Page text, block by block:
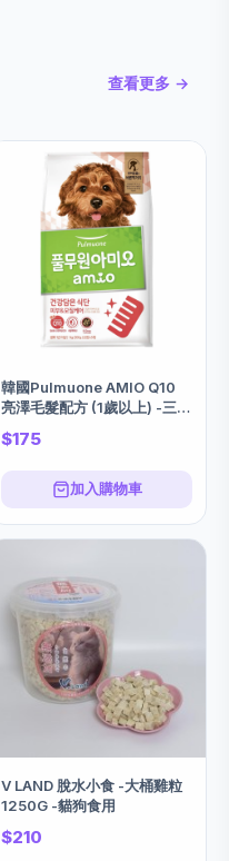
查看更多 →
韓國Pulmuone AMIO Q10
亮澤毛髮配方 (1歲以上) -三文
魚味 1KG
$175
加入購物車
V LAND 脫水小食 -大桶雞粒
1250G -貓狗食用
$210